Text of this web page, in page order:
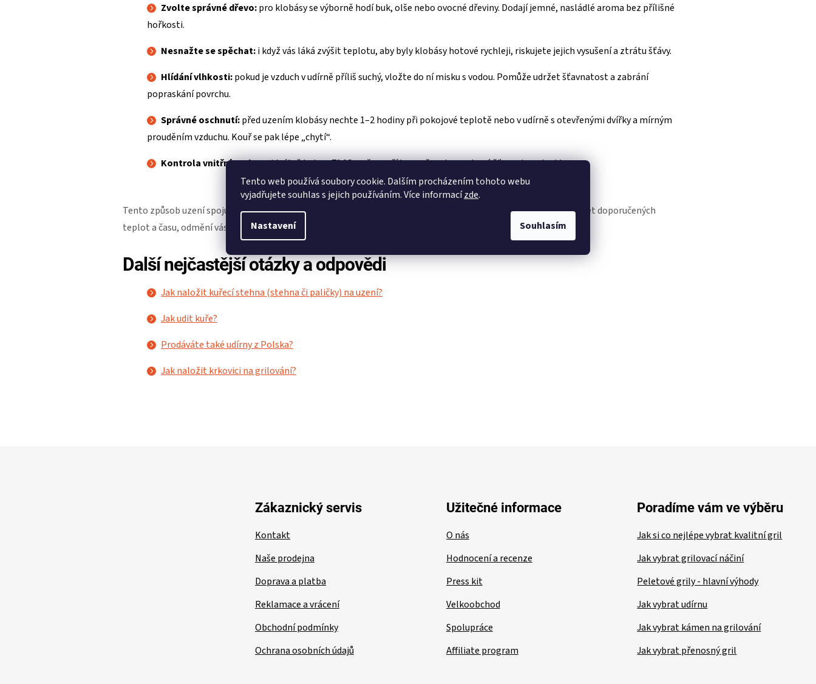
Tento web používá soubory cookie. Dalším procházením tohoto webu
vyjadřujete souhlas s jejich používáním. Více informacízde.
Nastavení Souhlasím
Zvolte správné dřevo:pro klobásy se výborně hodí buk, olše nebo ovocné dřeviny. Dodají jemné, nasládlé aroma bez přílišné
hořkosti.
Nesnažte se spěchat:i když vás láká zvýšit teplotu, aby byly klobásy hotové rychleji, riskujete jejich vysušení a ztrátu šťávy.
Hlídání vlhkosti:pokud je vzduch v udírně příliš suchý, vložte do ní misku s vodou. Pomůže udržet šťavnatost a zabrání
popraskání povrchu.
Správné oschnutí:před uzením klobásy nechte 1–2 hodiny při pokojové teplotě nebo v udírně s otevřenými dvířky a mírným
prouděním vzduchu. Kouř se pak lépe „chytí“.
Kontrola vnitřní teploty:ideálně kolem 71 °C, což zaručí bezpečnost a zachová šťavnatou strukturu.
Tento způsob uzení spojuje výraznou chuť kouře
. Pokud se budete držet doporučených
teplot a času, odmění vás klobásy, které budou nejen lahodně vonět, ale i skvěle chutnat.
Další nejčastější otázky a odpovědi
Jak naložit kuřecí stehna (stehna či paličky) na uzení?
Jak udit kuře?
Prodáváte také udírny z Polska?
Jak naložit krkovici na grilování?
Zákaznický servis
Kontakt
Naše prodejna
Doprava a platba
Reklamace a vrácení
Obchodní podmínky
Ochrana osobních údajů
Užitečné informace
O nás
Hodnocení a recenze
Press kit
Velkoobchod
Spolupráce
Affiliate program
Poradíme vám ve výběru
Jak si co nejlépe vybrat kvalitní gril
Jak vybrat grilovací náčiní
Peletové grily - hlavní výhody
Jak vybrat udírnu
Jak vybrat kámen na grilování
Jak vybrat přenosný gril